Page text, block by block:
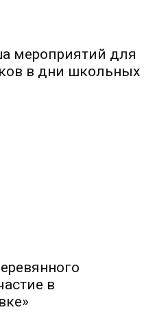
мероприятий для
в дни школьных
в